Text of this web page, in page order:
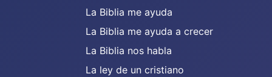
La Biblia me ayuda
La Biblia me ayuda a crecer
La Biblia nos habla
La ley de un cristiano